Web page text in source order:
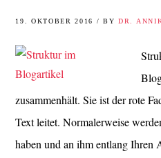
19. OKTOBER 2016 / BYDR.
zusammenhält. Sie ist der rote
Text leitet. Normalerweise
haben und an ihm entlang Ihren